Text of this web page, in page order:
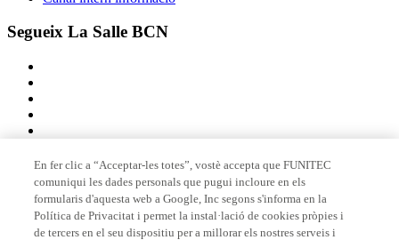
Segueix La Salle BCN
Membre de
En fer clic a “Acceptar-les totes”, vostè accepta que FUNITEC
comuniqui les dades personals que pugui incloure en els
formularis d'aquesta web a Google, Inc segons s'informa en la
Política de Privacitat i permet la instal·lació de cookies pròpies i
de tercers en el seu dispositiu per a millorar els nostres serveis i